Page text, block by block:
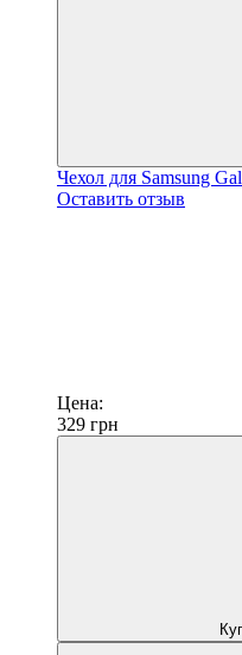
Чехол для Samsung
Оставить отзыв
Цена:
329 грн